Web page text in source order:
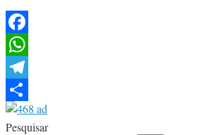
Facebook
WhatsApp
Telegram
Share
Pesquisar